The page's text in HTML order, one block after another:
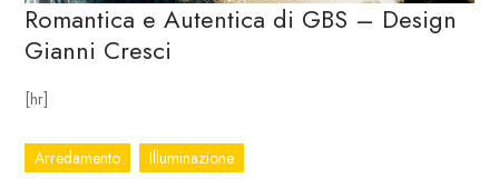
Romantica e Autentica di GBS – Design
Gianni Cresci
[hr]
Arredamento Illuminazione